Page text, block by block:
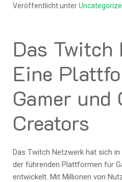
Veröffentlicht unter
Das Twitch
Eine
Gamer und
Creators
Das Twitch Netzwerk hat sich
der führenden Plattformen für
entwickelt. Mit Millionen von